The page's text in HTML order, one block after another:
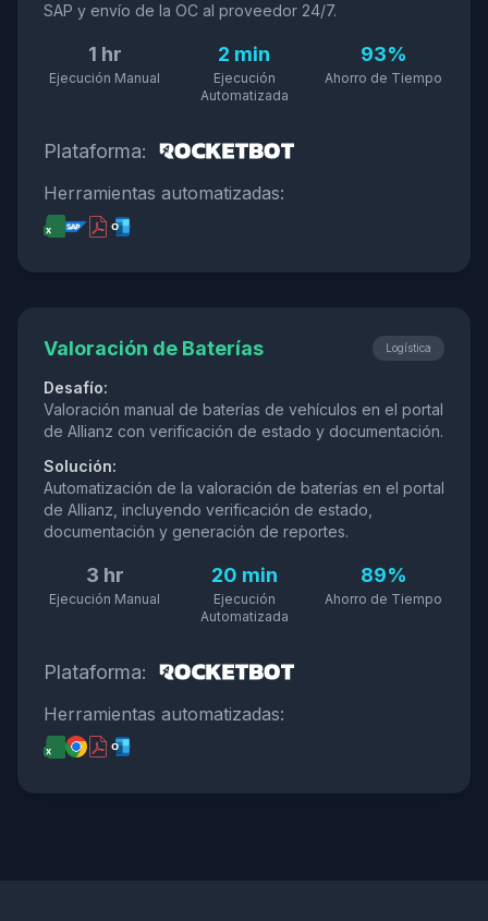
SAP y envío de la OC al proveedor 24/7.
1 hr
Ejecución Manual
2 min
Ejecución
Automatizada
93%
Ahorro de Tiempo
Plataforma:
Herramientas automatizadas:
Valoración de Baterías Logística
Desafío:
Valoración manual de baterías de vehículos en el portal
de Allianz con verificación de estado y documentación.
Solución:
Automatización de la valoración de baterías en el portal
de Allianz, incluyendo verificación de estado,
documentación y generación de reportes.
3 hr
Ejecución Manual
20 min
Ejecución
Automatizada
89%
Ahorro de Tiempo
Plataforma:
Herramientas automatizadas: